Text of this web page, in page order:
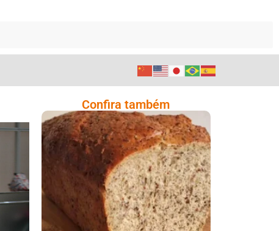
Confira também
Comer Bem: Pão Low
Carb